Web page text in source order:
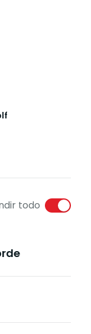
todo